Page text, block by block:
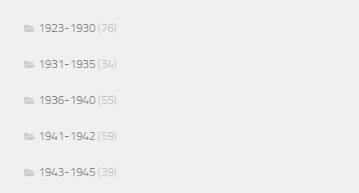
1923-1930 (76)
1931-1935 (34)
1936-1940 (55)
1941-1942 (59)
1943-1945 (39)